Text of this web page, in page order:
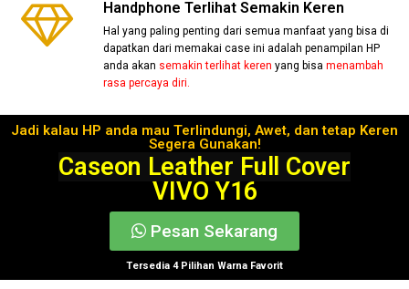
Handphone Terlihat Semakin Keren
Hal yang paling penting dari semua manfaat yang bisa di
dapatkan dari memakai case ini adalah penampilan HP
anda akan semakin terlihat keren yang bisamenambah
rasa percaya diri.
Jadi kalau HP anda mau Terlindungi, Awet, dan tetap Keren
Segera Gunakan!
Caseon Leather Full Cover
VIVO Y16
Pesan Sekarang
Tersedia 4 Pilihan Warna Favorit